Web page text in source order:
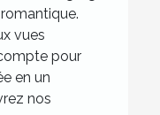
vues
pour
en un
nos